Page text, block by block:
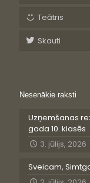
Teātris
Skauti
Nesenākie raksti
Uzņemšanas
gada 10. klasēs
3. jūlijs, 2026
Sveicam,